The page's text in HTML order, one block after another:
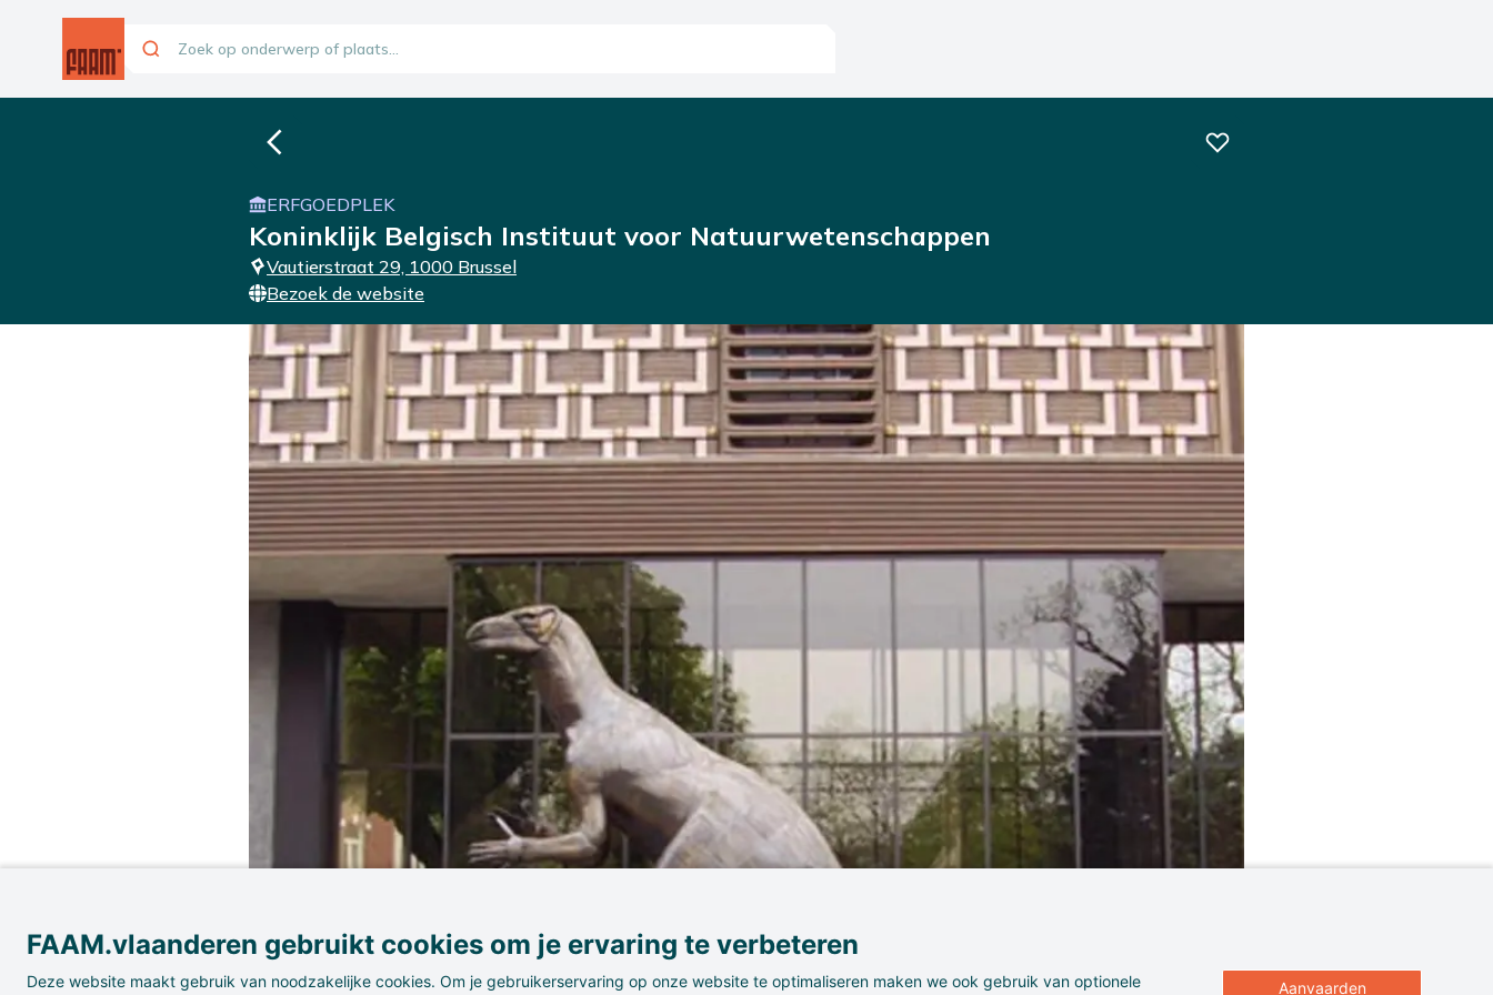
ERFGOEDPLEK
Koninklijk Belgisch Instituut voor Natuurwetenschappen
Vautierstraat 29, 1000 Brussel
Bezoek de website
FAAM.vlaanderen gebruikt cookies om je ervaring te verbeteren
Deze website maakt gebruik van noodzakelijke cookies. Om je gebruikerservaring op onze website te optimaliseren maken we ook gebruik van optionele
Aanvaarden